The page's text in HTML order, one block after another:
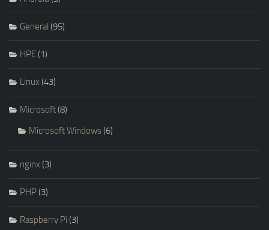
General (95)
HPE(1)
Linux (43)
Microsoft(8)
Microsoft Windows(6)
nginx (3)
PHP(3)
Raspberry Pi (3)